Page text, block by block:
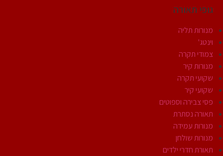
גופי תאורה
מנורות תליה
וינטג'
צמודי תקרה
מנורות קיר
שקועי תקרה
שקועי קיר
פסי צבירה וספוטים
תאורה נסתרת
מנורות עמידה
מנורות שולחן
תאורת חדרי ילדים